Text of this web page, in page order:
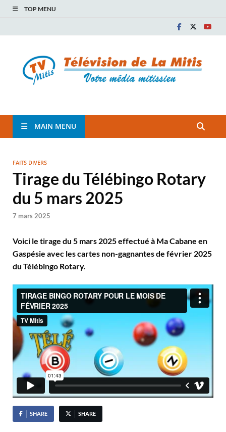
TOP MENU
TVM
MAIN MENU
FAITS DIVERS
Tirage du Télébingo Rotary
du 5 mars 2025
7 mars 2025
Voici le tirage du 5 mars 2025 effectué à Ma Cabane en
Gaspésie avec les cartes non-gagnantes de février 2025
du Télébingo Rotary.
SHARE SHARE